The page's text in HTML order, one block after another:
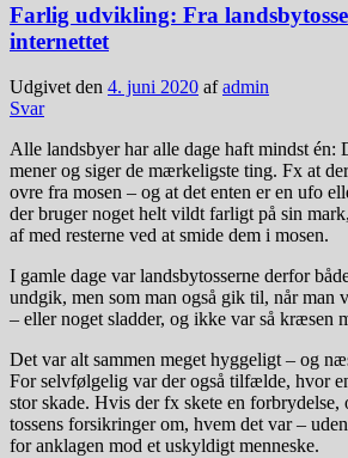
Farlig udvikling: Fra
internettet
Udgivet den 4. juni 2020 afadmin
Svar
Alle landsbyer har alle dage haft mindst én:
mener og siger de mærkeligste ting. Fx at
ovre fra mosen – og at det enten er en ufo
der bruger noget helt vildt farligt på sin
af med resterne ved at smide dem i mosen.
I gamle dage var landsbytosserne derfor
undgik, men som man også gik til, når man
– eller noget sladder, og ikke var så kræsen
Det var alt sammen meget hyggeligt – og
For selvfølgelig var der også tilfælde, hvor
stor skade. Hvis der fx skete en forbrydelse,
tossens forsikringer om, hvem det var –
for anklagen mod et uskyldigt menneske.